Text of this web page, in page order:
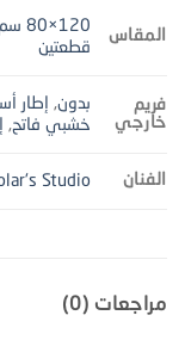
المقاس
120×80 سم ×قطعتين
قطعتين
فريم
خارجي
بدون, إطار
خشبي فاتح,
الفنان Studio
مراجعات (0)